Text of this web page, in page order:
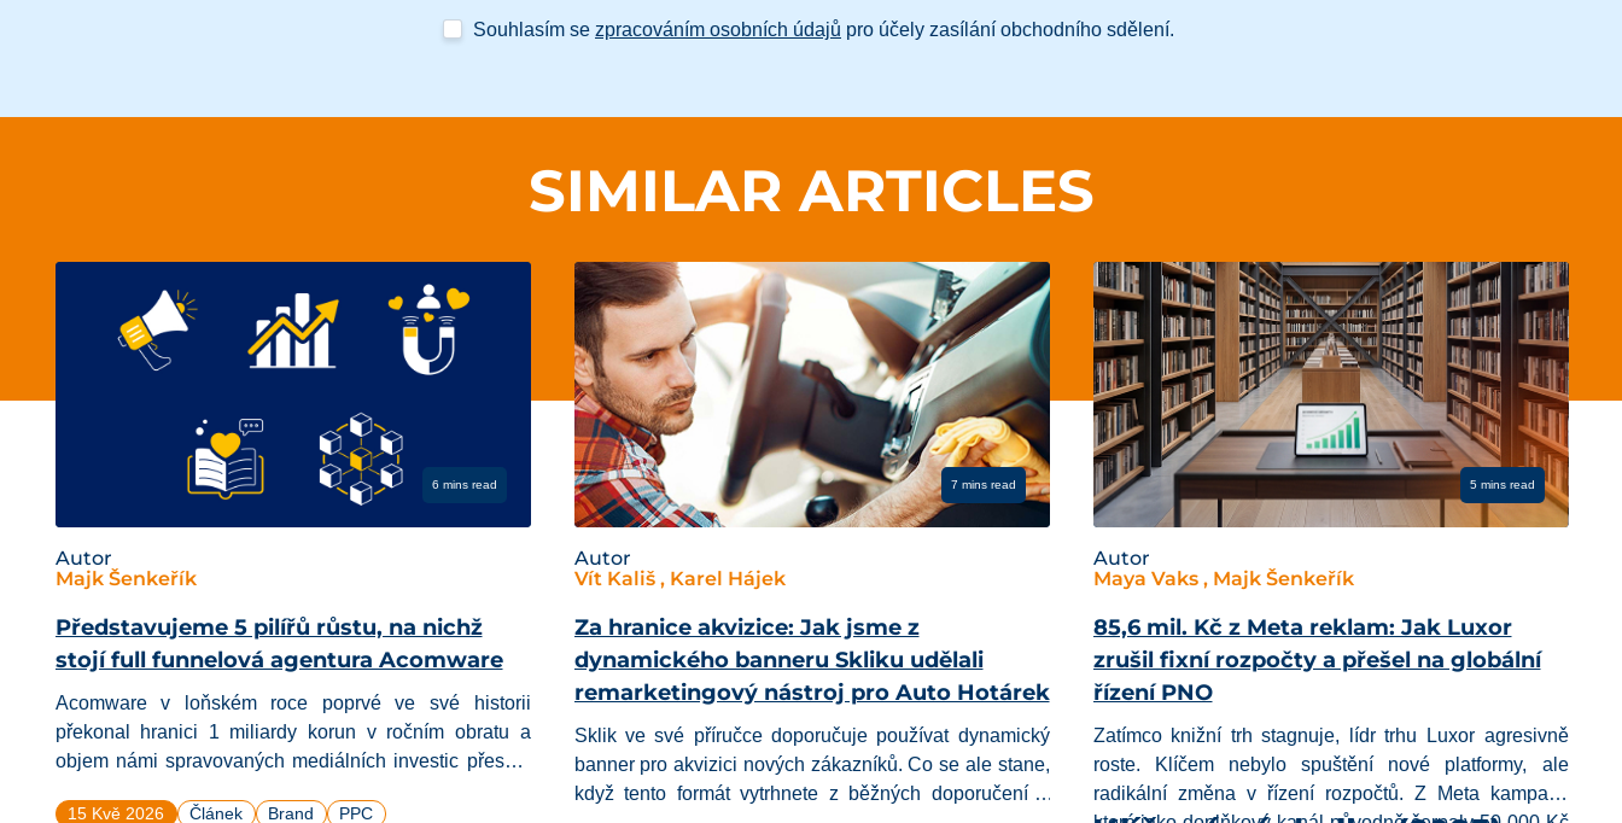
Souhlasím se zpracováním osobních údajů pro účely zasílání obchodního sdělení.
SIMILAR ARTICLES
6 mins read
Autor
Majk Šenkeřík
Představujeme 5 pilířů růstu, na nichž
stojí full funnelová agentura Acomware
Acomware v loňském roce poprvé ve své historii
překonal hranici 1 miliardy korun v ročním obratu a
objem námi spravovaných mediálních investic přesáhl
úspěchu. Píšeme vám ho proto, že řada našich partnerů
15 Kvě 2026 Článek Brand PPC
7 mins read
Autor
Vít Kališ , Karel Hájek
Za hranice akvizice: Jak jsme z
dynamického banneru Skliku udělali
remarketingový nástroj pro Auto Hotárek
Sklik ve své příručce doporučuje používat dynamický
banner pro akvizici nových zákazníků. Co se ale stane,
když tento formát vytrhnete z běžných doporučení a
5 mins read
Autor
Maya Vaks , Majk Šenkeřík
85,6 mil. Kč z Meta reklam: Jak Luxor
zrušil fixní rozpočty a přešel na globální
řízení PNO
Zatímco knižní trh stagnuje, lídr trhu Luxor agresivně
roste. Klíčem nebylo spuštění nové platformy, ale
radikální změna v řízení rozpočtů. Z Meta kampaní,